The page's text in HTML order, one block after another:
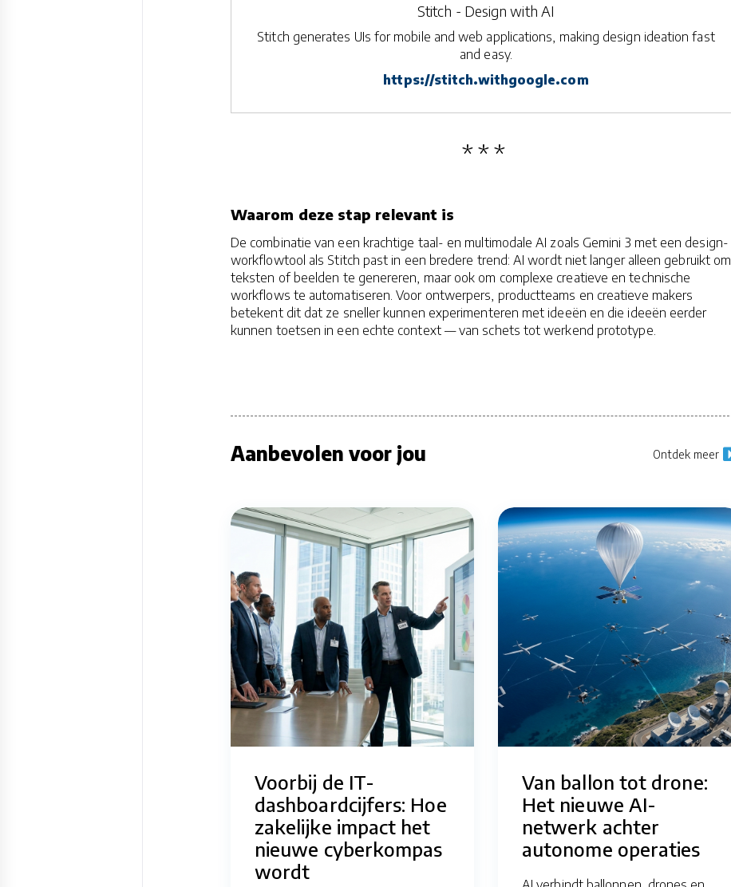
Stitch - Design with AI
Stitch generates UIs for mobile and web applications, making design ideation fast
and easy.
https://stitch.withgoogle.com
Waarom deze stap relevant is
De combinatie van een krachtige taal- en multimodale AI zoals Gemini 3 met een design-
workflowtool als Stitch past in een bredere trend: AI wordt niet langer alleen gebruikt om
teksten of beelden te genereren, maar ook om complexe creatieve en technische
workflows te automatiseren. Voor ontwerpers, productteams en creatieve makers
betekent dit dat ze sneller kunnen experimenteren met ideeën en die ideeën eerder
kunnen toetsen in een echte context — van schets tot werkend prototype.
Aanbevolen voor jou Ontdek meer
Voorbij de IT-
dashboardcijfers: Hoe
zakelijke impact het
nieuwe cyberkompas
wordt
Van ballon tot drone:
Het nieuwe AI-
netwerk achter
autonome operaties